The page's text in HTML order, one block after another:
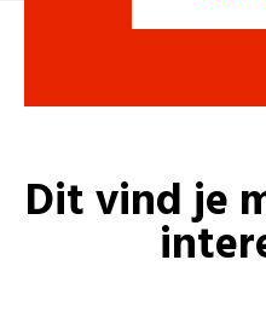
Dit vind je